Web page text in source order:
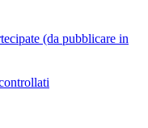
(da pubblicare in